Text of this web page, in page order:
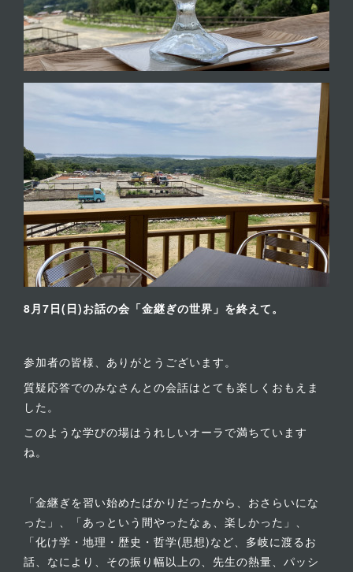
8月7日(日)お話の会「金継ぎの世界」を終えて。
参加者の皆様、ありがとうございます。
質疑応答でのみなさんとの会話はとても楽しくおもえま
した。
このような学びの場はうれしいオーラで満ちています
ね。
「金継ぎを習い始めたばかりだったから、おさらいにな
った」、「あっという間やったなぁ、楽しかった」、
「化け学・地理・歴史・哲学(思想)など、多岐に渡るお
話、なにより、その振り幅以上の、先生の熱量、パッシ